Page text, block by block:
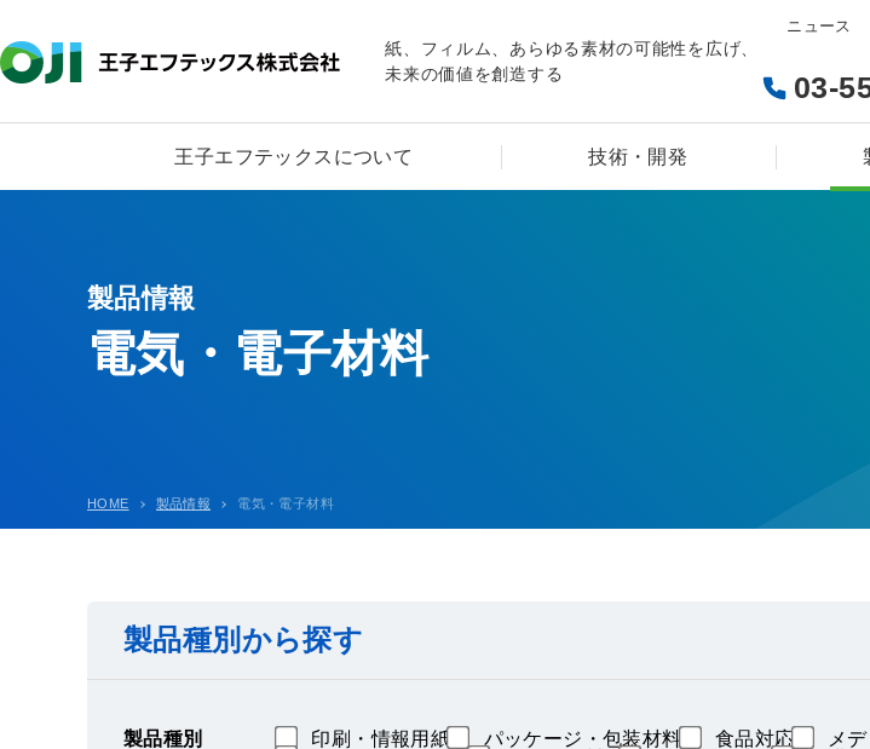
紙、フィルム、あらゆる素材の可能性を広げ、
未来の価値を創造する
ニュース
03-
王子エフテックスについて 技術・開発
製品情報
電気・電子材料
HOME 製品情報 電気・電子材料
製品種別から探す
製品種別 印刷・情報用紙 パッケージ・包装材料 食品対応 メ